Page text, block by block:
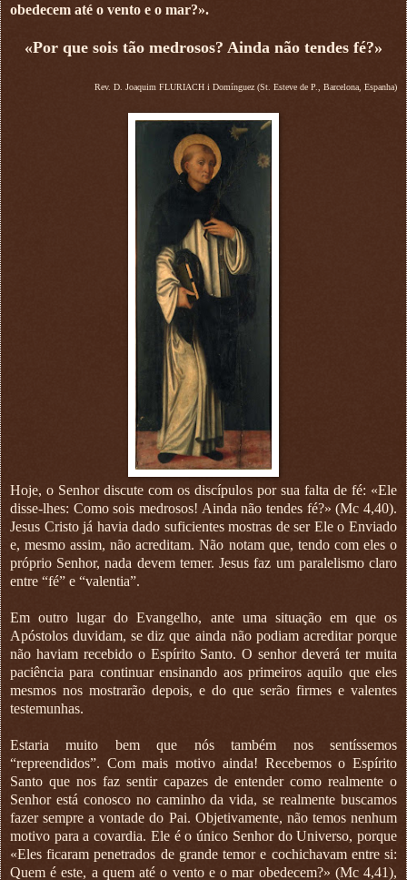
obedecem até o vento e o mar?».
«Por que sois tão medrosos? Ainda não tendes fé?»
Rev. D. Joaquim FLURIACH i Domínguez (St. Esteve de P., Barcelona, Espanha)
Hoje, o Senhor discute com os discípulos por sua falta de fé: «Ele
disse-lhes: Como sois medrosos! Ainda não tendes fé?» (Mc 4,40).
Jesus Cristo já havia dado suficientes mostras de ser Ele o Enviado
e, mesmo assim, não acreditam. Não notam que, tendo com eles o
próprio Senhor, nada devem temer. Jesus faz um paralelismo claro
entre “fé” e “valentia”.
Em outro lugar do Evangelho, ante uma situação em que os
Apóstolos duvidam, se diz que ainda não podiam acreditar porque
não haviam recebido o Espírito Santo. O senhor deverá ter muita
paciência para continuar ensinando aos primeiros aquilo que eles
mesmos nos mostrarão depois, e do que serão firmes e valentes
testemunhas.
Estaria muito bem que nós também nos sentíssemos
“repreendidos”. Com mais motivo ainda! Recebemos o Espírito
Santo que nos faz sentir capazes de entender como realmente o
Senhor está conosco no caminho da vida, se realmente buscamos
fazer sempre a vontade do Pai. Objetivamente, não temos nenhum
motivo para a covardia. Ele é o único Senhor do Universo, porque
«Eles ficaram penetrados de grande temor e cochichavam entre si:
Quem é este, a quem até o vento e o mar obedecem?» (Mc 4,41),